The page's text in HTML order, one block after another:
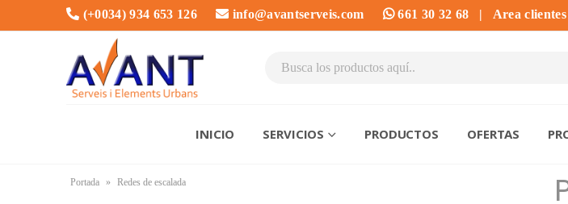
(+0034) 934 653 126 info@avantserveis.com 661 30 32 68 | Area clientes
INICIO SERVICIOS PRODUCTOS OFERTAS
Portada » Redes de escalada